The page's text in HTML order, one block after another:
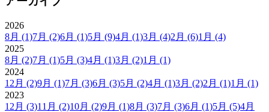
2026
8月 (1)7月 (2)6月 (1)5月 (9)4月 (1)3月 (4)2月 (6)1月 (4)
2025
8月 (2)7月 (1)5月 (3)4月 (1)3月 (2)1月 (1)
2024
12月 (2)9月 (1)7月 (3)6月 (3)5月 (2)4月 (1)3月 (2)2月 (1)1月 (1)
2023
12月 (3)11月 (2)10月 (2)9月 (1)8月 (3)7月 (3)6月 (1)5月 (5)4月